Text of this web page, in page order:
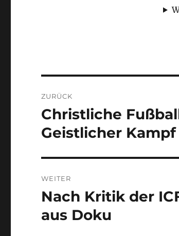
ZURÜCK
Vorheriger
Beitrag:
Christliche
Geistlicher
WEITER
Nächster
Nach Kritik der
aus Doku